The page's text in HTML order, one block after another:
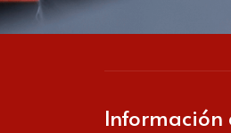
Información